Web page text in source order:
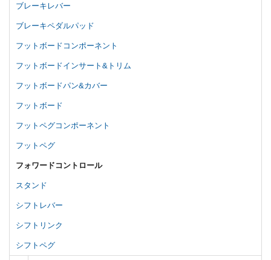
ブレーキレバー
ブレーキペダルパッド
フットボードコンポーネント
フットボードインサート&トリム
フットボードパン&カバー
フットボード
フットペグコンポーネント
フットペグ
フォワードコントロール
スタンド
シフトレバー
シフトリンク
シフトペグ